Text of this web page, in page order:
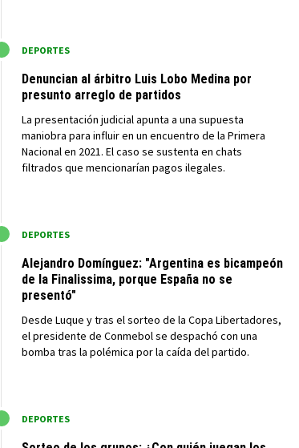
DEPORTES
Denuncian al árbitro Luis Lobo Medina por
presunto arreglo de partidos
La presentación judicial apunta a una supuesta
maniobra para influir en un encuentro de la Primera
Nacional en 2021. El caso se sustenta en chats
filtrados que mencionarían pagos ilegales.
DEPORTES
Alejandro Domínguez: "Argentina es bicampeón
de la Finalissima, porque España no se
presentó"
Desde Luque y tras el sorteo de la Copa Libertadores,
el presidente de Conmebol se despachó con una
bomba tras la polémica por la caída del partido.
DEPORTES